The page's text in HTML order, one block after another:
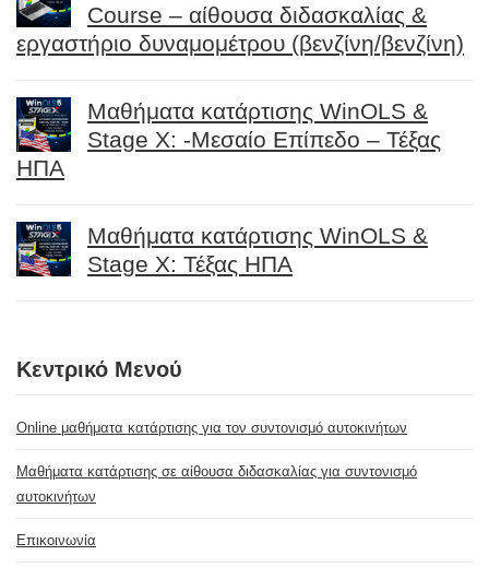
Course – αίθουσα διδασκαλίας &
εργαστήριο δυναμομέτρου (βενζίνη/βενζίνη)
Μαθήματα κατάρτισης WinOLS &
Stage X: -Μεσαίο Επίπεδο – Τέξας
ΗΠΑ
Μαθήματα κατάρτισης WinOLS &
Stage X: Τέξας ΗΠΑ
Κεντρικό Μενού
Online μαθήματα κατάρτισης για τον συντονισμό αυτοκινήτων
Μαθήματα κατάρτισης σε αίθουσα διδασκαλίας για συντονισμό
αυτοκινήτων
Επικοινωνία